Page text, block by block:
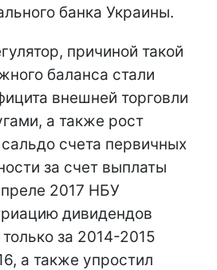
банка Украины.
причиной такой
баланса стали
внешней торговли
а также рост
счета первичных
за счет выплаты
2017 НБУ
дивидендов
за 2014-2015
а также упростил